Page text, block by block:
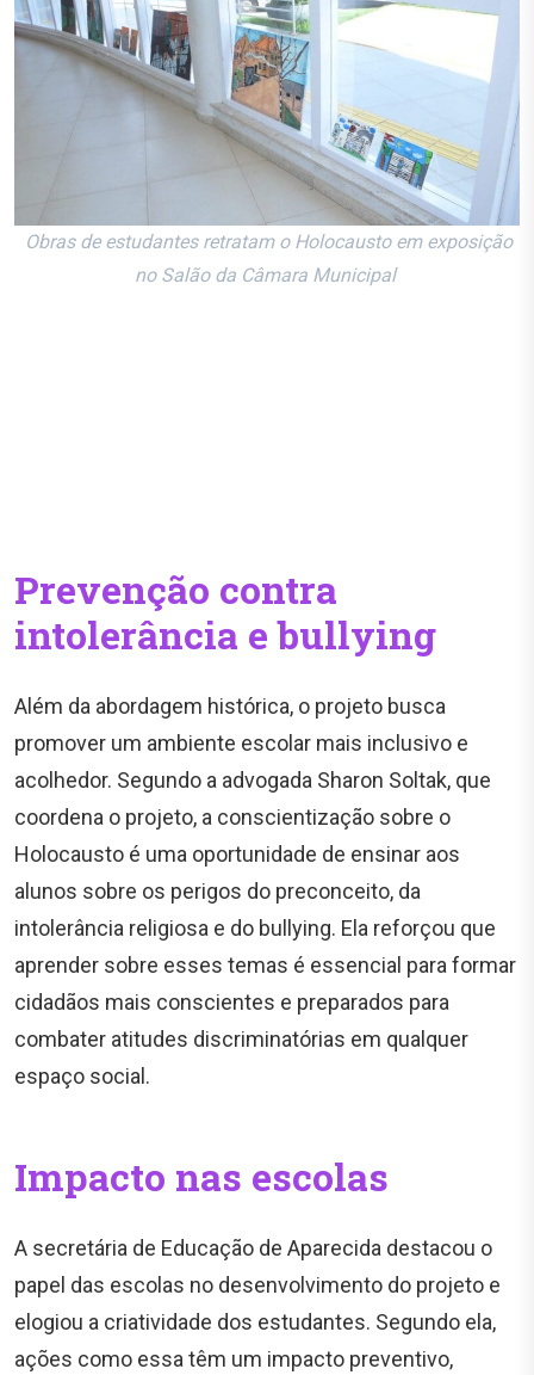
Obras de estudantes retratam o Holocausto em exposição
no Salão da Câmara Municipal
Prevenção contra
intolerância e bullying
Além da abordagem histórica, o projeto busca
promover um ambiente escolar mais inclusivo e
acolhedor. Segundo a advogada Sharon Soltak, que
coordena o projeto, a conscientização sobre o
Holocausto é uma oportunidade de ensinar aos
alunos sobre os perigos do preconceito, da
intolerância religiosa e do bullying. Ela reforçou que
aprender sobre esses temas é essencial para formar
cidadãos mais conscientes e preparados para
combater atitudes discriminatórias em qualquer
espaço social.
Impacto nas escolas
A secretária de Educação de Aparecida destacou o
papel das escolas no desenvolvimento do projeto e
elogiou a criatividade dos estudantes. Segundo ela,
ações como essa têm um impacto preventivo,